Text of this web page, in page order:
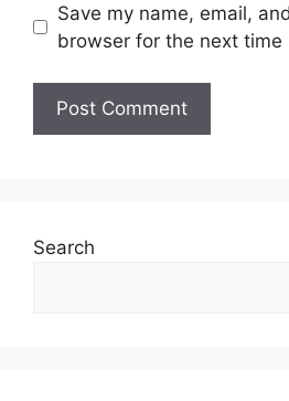
Save my name, email,
browser for the next time
Search